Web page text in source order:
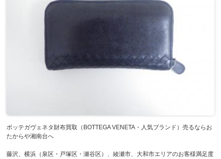
ボッテガヴェネタ財布買取（BOTTEGA VENETA・人気ブランド）売るならお
たからや湘南台へ
藤沢、横浜（泉区・戸塚区・瀬谷区）、綾瀬市、大和市エリアのお客様満足度